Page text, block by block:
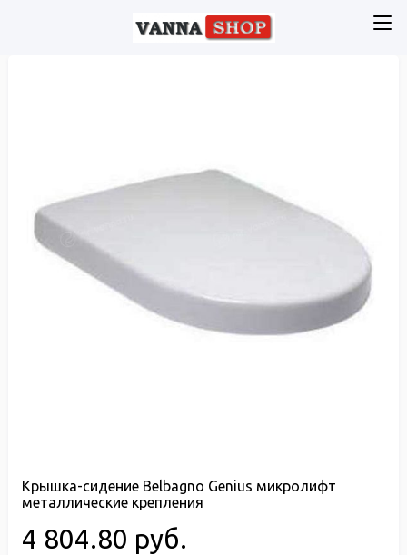
Крышка-сидение Belbagno Genius микролифт
металлические крепления
4 804.80 руб.